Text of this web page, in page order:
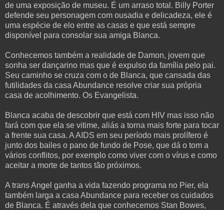
de uma exposição de museu. É um arraso total. Billy Porter
defende seu personagem com ousadia e delicadeza, ele é
uma espécie de elo entre as casas e que está sempre
disponível para consolar sua amiga Blanca.
Conhecemos também a realidade de Damon, jovem que
sonha ser dançarino mas que é expulso da família pelo pai.
Seu caminho se cruza com o de Blanca, que cansada das
futilidades da casa Abundance resolve criar sua própria
casa de acolhimento. Os Evangelista.
Blanca acaba de descobrir que está com HIV mas isso não
fará com que ela se vitime, aliás a torna mais forte para tocar
a frente sua casa. A AIDS em seu período mais prolífero é
junto dos bailes o pano de fundo de Pose, que dá o tom a
vários conflitos, por exemplo como viver com o vírus e como
aceitar a morte de tantos tão próximos.
A trans Angel ganha a vida fazendo programa no Pier, ela
também larga a casa Abundance para receber os cuidados
de Blanca. É através dela que conhecemos Stan Bowes,